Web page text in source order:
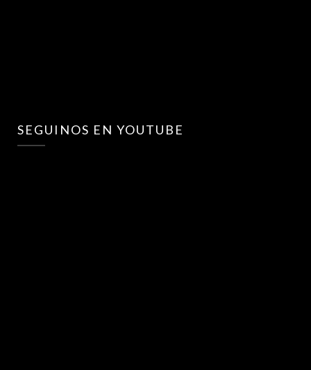
SEGUINOS EN YOUTUBE